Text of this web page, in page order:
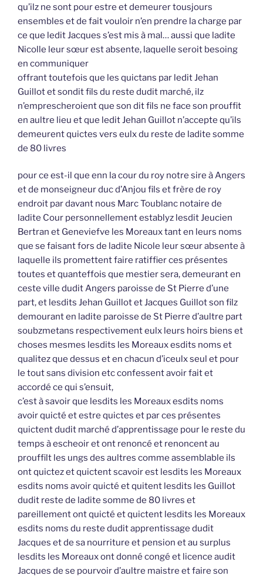
qu’ilz ne sont pour estre et demeurer tousjours
ensembles et de fait vouloir n’en prendre la charge par
ce que ledit Jacques s’est mis à mal… aussi que ladite
Nicolle leur sœur est absente, laquelle seroit besoing
en communiquer
offrant toutefois que les quictans par ledit Jehan
Guillot et sondit fils du reste dudit marché, ilz
n’emprescheroient que son dit fils ne face son prouffit
en aultre lieu et que ledit Jehan Guillot n’accepte qu’ils
demeurent quictes vers eulx du reste de ladite somme
de 80 livres
pour ce est-il que enn la cour du roy notre sire à Angers
et de monseigneur duc d’Anjou fils et frère de roy
endroit par davant nous Marc Toublanc notaire de
ladite Cour personnellement establyz lesdit Jeucien
Bertran et Geneviefve les Moreaux tant en leurs noms
que se faisant fors de ladite Nicole leur sœur absente à
laquelle ils promettent faire ratiffier ces présentes
toutes et quanteffois que mestier sera, demeurant en
ceste ville dudit Angers paroisse de St Pierre d’une
part, et lesdits Jehan Guillot et Jacques Guillot son filz
demourant en ladite paroisse de St Pierre d’aultre part
soubzmetans respectivement eulx leurs hoirs biens et
choses mesmes lesdits les Moreaux esdits noms et
qualitez que dessus et en chacun d’iceulx seul et pour
le tout sans division etc confessent avoir fait et
accordé ce qui s’ensuit,
c’est à savoir que lesdits les Moreaux esdits noms
avoir quicté et estre quictes et par ces présentes
quictent dudit marché d’apprentissage pour le reste du
temps à escheoir et ont renoncé et renoncent au
prouffilt les ungs des aultres comme assemblable ils
ont quictez et quictent scavoir est lesdits les Moreaux
esdits noms avoir quicté et quitent lesdits les Guillot
dudit reste de ladite somme de 80 livres et
pareillement ont quicté et quictent lesdits les Moreaux
esdits noms du reste dudit apprentissage dudit
Jacques et de sa nourriture et pension et au surplus
lesdits les Moreaux ont donné congé et licence audit
Jacques de se pourvoir d’aultre maistre et faire son